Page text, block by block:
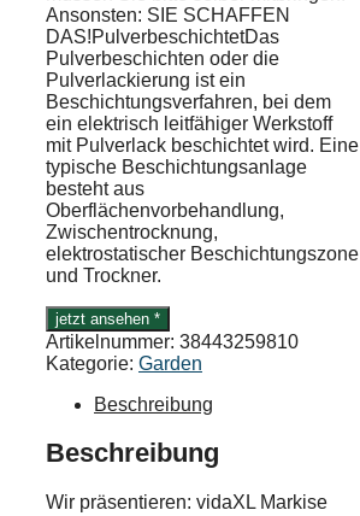
Ansonsten: SIE SCHAFFEN
DAS!PulverbeschichtetDas
Pulverbeschichten oder die
Pulverlackierung ist ein
Beschichtungsverfahren, bei dem
ein elektrisch leitfähiger Werkstoff
mit Pulverlack beschichtet wird. Eine
typische Beschichtungsanlage
besteht aus
Oberflächenvorbehandlung,
Zwischentrocknung,
elektrostatischer Beschichtungszone
und Trockner.
jetzt ansehen *
Artikelnummer: 38443259810
Kategorie: Garden
Beschreibung
Beschreibung
Wir präsentieren: vidaXL Markise